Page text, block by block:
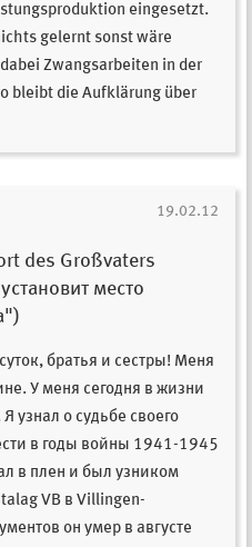
eingesetzt.
gelernt sonst wäre
Zwangsarbeiten in der
bleibt die Aufklärung über
19.02.12
des Großvaters
место
братья и сестры! Меня
У меня сегодня в жизни
узнал о судьбе своего
в годы войны 1941-1945
в плен и был узником
VB в Villingen-
он умер в августе